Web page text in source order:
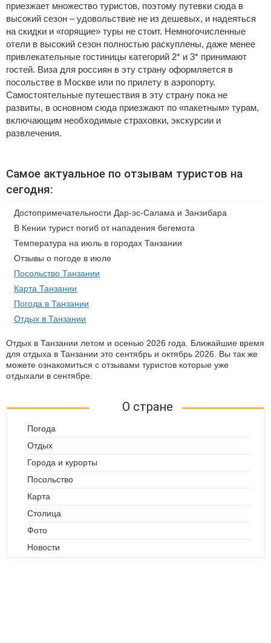
приезжает множество туристов, поэтому путевки сюда в
высокий сезон – удовольствие не из дешевых, и надеяться
на скидки и «горящие» туры не стоит. Немногочисленные
отели в высокий сезон полностью раскуплены, даже менее
привлекательные гостиницы категорий 2* и 3* принимают
гостей. Виза для россиян в эту страну оформляется в
посольстве в Москве или по прилету в аэропорту.
Самостоятельные путешествия в эту страну пока не
развиты, в основном сюда приезжают по «пакетным» турам,
включающим необходимые страховки, экскурсии и
развлечения.
Самое актуальное по отзывам туристов на
сегодня:
Достопримечательности Дар-эс-Салама и Занзибара
В Кении турист погиб от нападения бегемота
Температура на июль в городах Танзании
Отзывы о погоде в июле
Посольство Танзании
Карта Танзании
Погода в Танзании
Отдых в Танзании
Отдых в Танзании летом и осенью 2026 года. Ближайшие время
для отдыха в Танзании это сентябрь и октябрь 2026. Вы так же
можете ознакомиться с отзывами туристов которые уже
отдыхали в сентябре.
О стране
Погода
Отдых
Города и курорты
Посольство
Карта
Столица
Фото
Новости